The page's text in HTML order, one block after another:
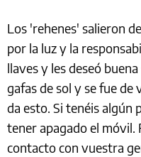
Los 'rehenes' salieron
por la luz y la
llaves y les deseó
gafas de sol y se fue de
da esto. Si tenéis algún
tener apagado el móvil.
contacto con vuestra